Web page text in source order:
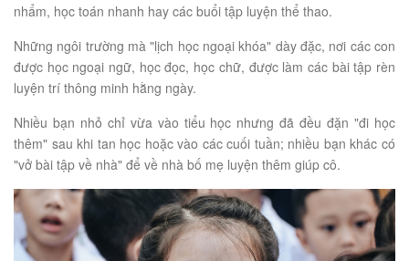
nhẩm, học toán nhanh hay các buổi tập luyện thể thao.
Những ngôi trường mà "lịch học ngoại khóa" dày đặc, nơi các con
được học ngoại ngữ, học đọc, học chữ, được làm các bài tập rèn
luyện trí thông minh hằng ngày.
Nhiều bạn nhỏ chỉ vừa vào tiểu học nhưng đã đều đặn "đi học
thêm" sau khi tan học hoặc vào các cuối tuần; nhiều bạn khác có
"vở bài tập về nhà" để về nhà bố mẹ luyện thêm giúp cô.